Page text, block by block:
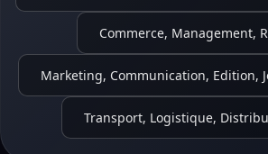
Commerce, Management,
Marketing, Communication, Edition,
Transport, Logistique,